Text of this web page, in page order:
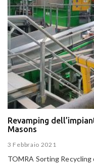
Revamping
Masons
3 Febbraio 2021
TOMRA Sorting Recycling